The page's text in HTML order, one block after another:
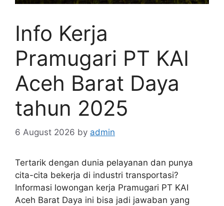
Info Kerja
Pramugari PT KAI
Aceh Barat Daya
tahun 2025
6 August 2026 by admin
Tertarik dengan dunia pelayanan dan punya
cita-cita bekerja di industri transportasi?
Informasi lowongan kerja Pramugari PT KAI
Aceh Barat Daya ini bisa jadi jawaban yang